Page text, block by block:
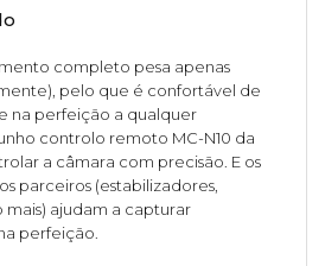
completo pesa apenas
pelo que é confortável de
na perfeição a qualquer
controlo remoto MC-N10 da
a câmara com precisão. E os
parceiros (estabilizadores,
ajudam a capturar
perfeição.